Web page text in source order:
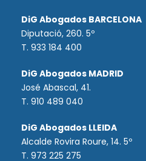
DiG Abogados BARCELONA
Diputació, 260. 5º
T. 933 184 400
DiG Abogados MADRID
José Abascal, 41.
T. 910 489 040
DiG Abogados LLEIDA
Alcalde Rovira Roure, 14. 5º
T. 973 225 275